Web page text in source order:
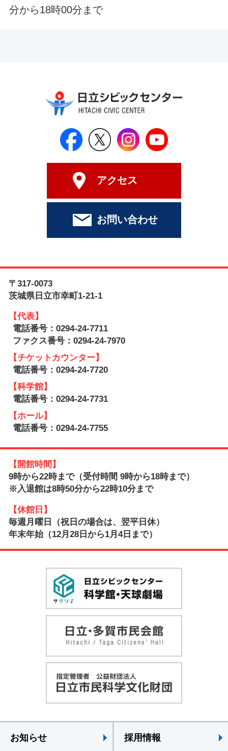
分から18時00分まで
日立シビックセンター公式
日立シビックセンター
日立シビックセ
アクセス
お問い合わせ
〒317-0073
茨城県日立市幸町1-21-1
【代表】
電話番号：0294-24-7711
ファクス番号：0294-24-7970
【チケットカウンター】
電話番号：0294-24-7720
【科学館】
電話番号：0294-24-7731
【ホール】
電話番号：0294-24-7755
【開館時間】
9時から22時まで（受付時間 9時から18時まで）
※入退館は8時50分から22時10分まで
【休館日】
毎週月曜日（祝日の場合は、翌平日休）
年末年始（12月28日から1月4日まで）
お知らせ 採用情報